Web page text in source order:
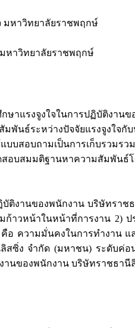
หาวิทยาลัยราชพฤกษ์
หาวิทยาลัยราชพฤกษ์
กษาแรงจูงใจในการปฏิบัติง
พันธ์ระหว่างปัจจัยแรงจูงใจ
บบสอบถามเป็นการเก็บรวมร
สอบสมมติฐานหาความสัมพัน
บัติงานของพนักงาน บริษัทร
าวหน้าในหน้าที่การงาน 2)
อ ความมั่นคงในการทำงาน
ซิ่ง จำกัด (มหาชน) ระดับค่อ
านของพนักงาน บริษัทราชธานี